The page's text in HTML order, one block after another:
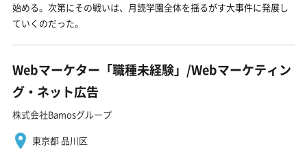
始める。次第にその戦いは、月読学園全体を揺るがす大事件に発展し
ていくのだった。
Webマーケター「職種未経験」/Webマーケティン
グ・ネット広告
株式会社Bamosグループ
東京都 品川区